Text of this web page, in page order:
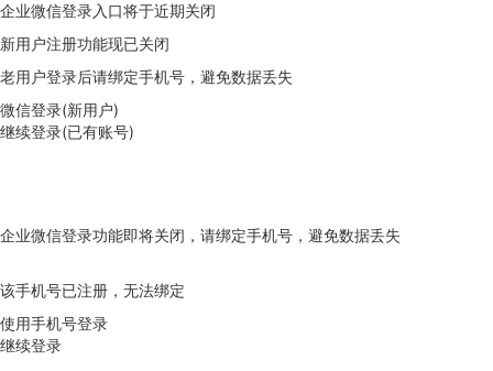
企业微信登录入口将于近期关闭
新用户注册功能现已关闭
老用户登录后请绑定手机号，避免数据丢失
微信登录(新用户)
继续登录(已有账号)
企业微信登录功能即将关闭，请绑定手机号，避免数据丢失
该手机号已注册，无法绑定
使用手机号登录
继续登录